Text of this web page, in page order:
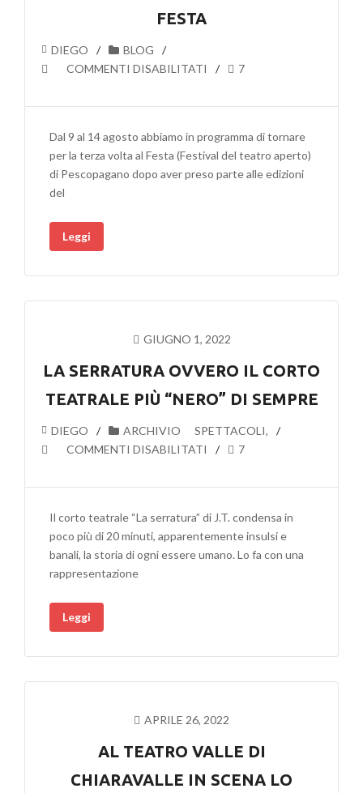
FESTA
DIEGO
BLOG
COMMENTI DISABILITATI
SU
CORTO
“LA
SERRATURA”
E
DELLO
SPETTACOLO
TEATRALE
2022
FESTA
7
Dal 9 al 14 agosto abbiamo in programma di tornare
per la terza volta al Festa (Festival del teatro aperto)
di Pescopagano dopo aver preso parte alle edizioni
del
Leggi
GIUGNO 1, 2022
LA SERRATURA OVVERO IL CORTO
TEATRALE PIÙ “NERO” DI SEMPRE
DIEGO ARCHIVIO ,
SPETTACOLI
COMMENTI DISABILITATI
SU
SERRATURA
IL
CORTO
TEATRALE
PIÙ
DI
SEMPRE
7
Il corto teatrale “La serratura” di J.T. condensa in
poco più di 20 minuti, apparentemente insulsi e
banali, la storia di ogni essere umano. Lo fa con una
rappresentazione
Leggi
APRILE 26, 2022
AL TEATRO VALLE DI
CHIARAVALLE IN SCENA LO